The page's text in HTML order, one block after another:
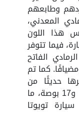
وطابعهم
المعدني،
هذا اللون
فيما تتوفر
الفاتح
كما تم
حديثًا من
السبائك المعدنية قياس 16 بوصة و17 بوصة، ما
تويوتا